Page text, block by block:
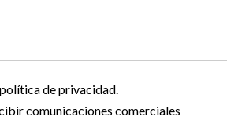
de privacidad.
comunicaciones comerciales